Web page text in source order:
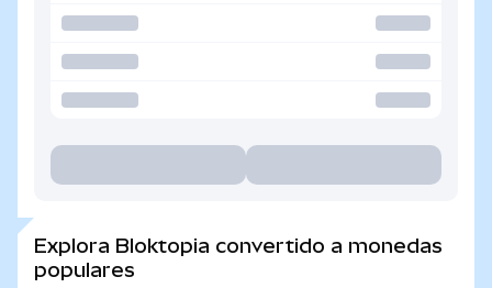
Explora Bloktopia convertido a monedas
populares